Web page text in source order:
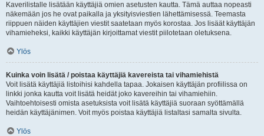
Kaverilistalle lisätään käyttäjiä omien asetusten kautta. Tämä auttaa nopeasti
näkemään jos he ovat paikalla ja yksityisviestien lähettämisessä. Teemasta
riippuen näiden käyttäjien viestit saatetaan myös korostaa. Jos lisäät käyttäjän
vihamieheksi, kaikki käyttäjän kirjoittamat viestit piilotetaan oletuksena.
Ylös
Kuinka voin lisätä / poistaa käyttäjiä kavereista tai vihamiehistä
Voit lisätä käyttäjiä listoihisi kahdella tapaa. Jokaisen käyttäjän profiilissa on
linkki jonka kautta voit lisätä heidät joko kavereihin tai vihamiehiin.
Vaihtoehtoisesti omista asetuksista voit lisätä käyttäjiä suoraan syöttämällä
heidän käyttäjänimen. Voit myös poistaa käyttäjiä listaltasi samalta sivulta.
Ylös